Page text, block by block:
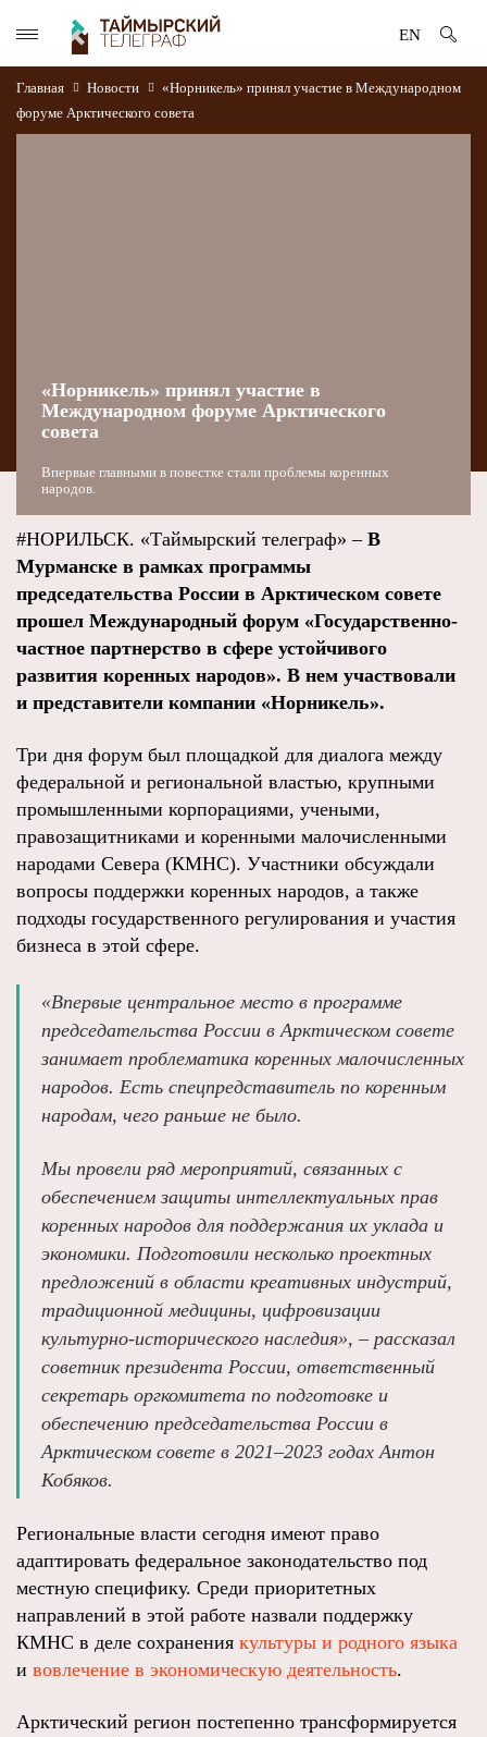
EN
Главная Новости
«Норникель» принял участие в Международном
форуме Арктического совета
«Норникель» принял участие в
Международном форуме Арктического
совета
Впервые главными в повестке стали проблемы коренных
народов.
#НОРИЛЬСК. «Таймырский телеграф» – В
Мурманске в рамках программы
председательства России в Арктическом совете
прошел Международный форум «Государственно-
частное партнерство в сфере устойчивого
развития коренных народов». В нем участвовали
и представители компании «Норникель».
Три дня форум был площадкой для диалога между
федеральной и региональной властью, крупными
промышленными корпорациями, учеными,
правозащитниками и коренными малочисленными
народами Севера (КМНС). Участники обсуждали
вопросы поддержки коренных народов, а также
подходы государственного регулирования и участия
бизнеса в этой сфере.
«Впервые центральное место в программе
председательства России в Арктическом совете
занимает проблематика коренных малочисленных
народов. Есть спецпредставитель по коренным
народам, чего раньше не было.
Мы провели ряд мероприятий, связанных с
обеспечением защиты интеллектуальных прав
коренных народов для поддержания их уклада и
экономики. Подготовили несколько проектных
предложений в области креативных индустрий,
традиционной медицины, цифровизации
культурно-исторического наследия», – рассказал
советник президента России, ответственный
секретарь оргкомитета по подготовке и
обеспечению председательства России в
Арктическом совете в 2021–2023 годах Антон
Кобяков.
Региональные власти сегодня имеют право
адаптировать федеральное законодательство под
местную специфику. Среди приоритетных
направлений в этой работе назвали поддержку
КМНС в деле сохранения культуры и родного языка
и вовлечение в экономическую деятельность.
Арктический регион постепенно трансформируется